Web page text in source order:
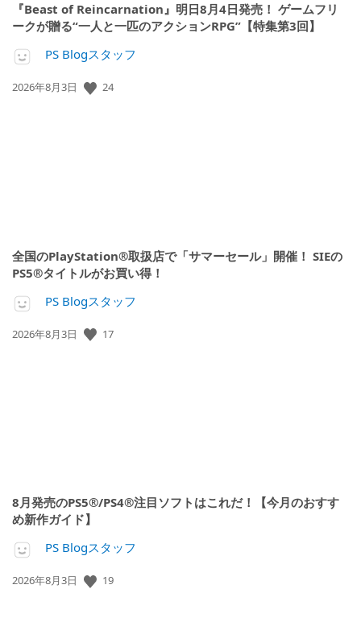
『Beast of Reincarnation』明日8月4日発売！ ゲームフリ
ークが贈る“一人と一匹のアクションRPG”【特集第3回】
PS Blogスタッフ
公
2026年8月3日 24
全国のPlayStation®取扱店で「サマーセール」開催！ SIEの
PS5®タイトルがお買い得！
PS Blogスタッフ
公
2026年8月3日 17
8月発売のPS5®/PS4®注目ソフトはこれだ！【今月のおすす
め新作ガイド】
PS Blogスタッフ
公
2026年8月3日 19